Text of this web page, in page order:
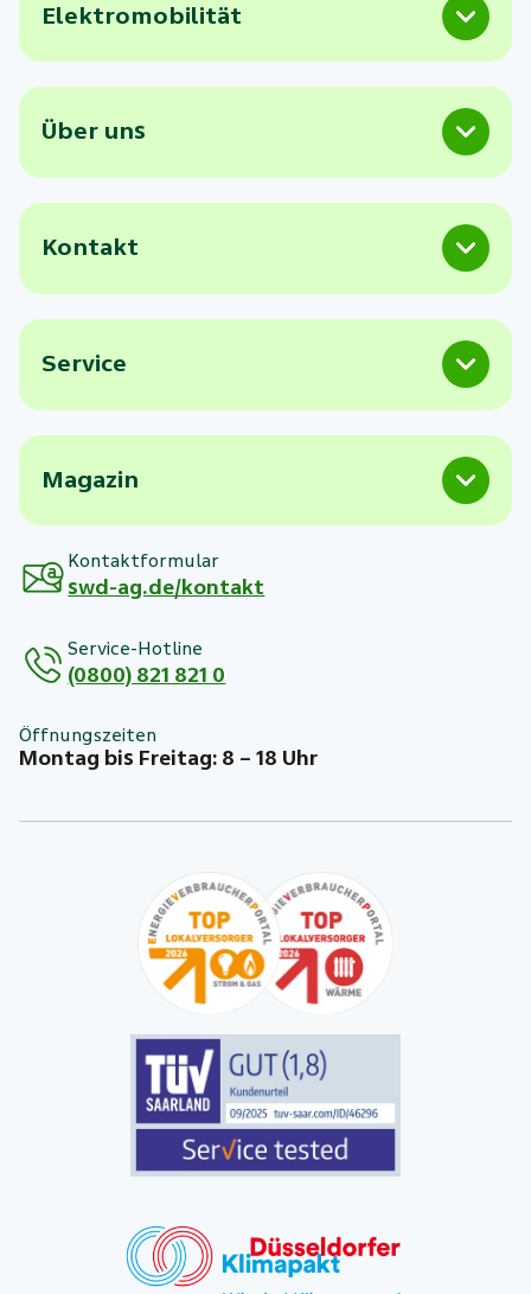
Elektromobilität
Über uns
Kontakt
Service
Magazin
Kontaktformular
swd-ag.de/kontakt
Service-Hotline
(0800) 821 821 0
Öffnungszeiten
Montag bis Freitag: 8 – 18 Uhr